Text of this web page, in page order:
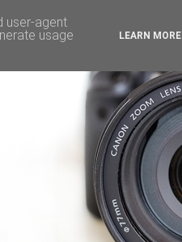
user-agent
usage
LEARN MORE